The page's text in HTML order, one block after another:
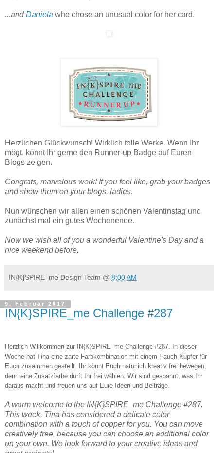
...and Daniela who chose an unusual color for her card.
Herzlichen Glückwunsch! Wirklich tolle Werke. Wenn Ihr
mögt, könnt Ihr gerne den Runner-up Badge auf Euren
Blogs zeigen.
Congrats, marvelous work! If you feel like, grab your badges
and show them on your blogs, ladies.
Nun wünschen wir allen einen schönen Valentinstag und
zunächst mal ein gutes Wochenende.
Now we wish all of you a wonderful Valentine's Day and a
nice weekend before.
IN{K}SPIRE_me Design Team @ 8:00 AM
9. Februar 2017
IN{K}SPIRE_me Challenge #287
Herzlich Willkommen zur IN{K}SPIRE_me Challenge #287. In dieser
Woche hat Tina eine zarte Farbkombination mit einem Hauch Kupfer für
Euch zusammen gestellt. Ihr könnt Euch natürlich kreativ frei bewegen,
denn eine Zusatzfarbe dürft Ihr frei wählen. Wir sind gespannt, was Ihr
daraus macht und freuen uns auf Eure Ideen und Beiträge.
A warm welcome to the IN{K}SPIRE_me Challenge #287.
This week, Tina has considereda delicate color
combination with a touch of copper for you. You can move
creatively free, because you can choose an additional color
on your own. We look forward to your creative ideas and